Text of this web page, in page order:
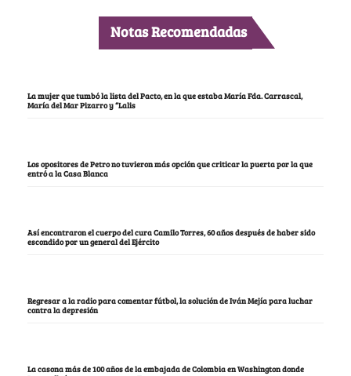
Notas Recomendadas
La mujer que tumbó la lista del Pacto, en la que estaba María Fda. Carrascal,
María del Mar Pizarro y “Lalis
Los opositores de Petro no tuvieron más opción que criticar la puerta por la que
entró a la Casa Blanca
Así encontraron el cuerpo del cura Camilo Torres, 60 años después de haber sido
escondido por un general del Ejército
Regresar a la radio para comentar fútbol, la solución de Iván Mejía para luchar
contra la depresión
La casona más de 100 años de la embajada de Colombia en Washington donde